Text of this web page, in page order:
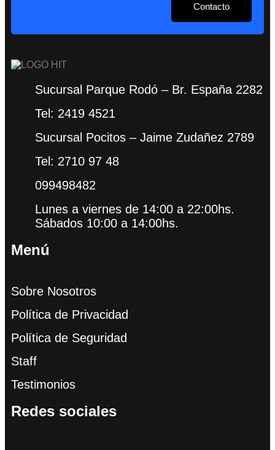
Contacto
Sucursal Parque Rodó – Br. España 2282
Tel: 2419 4521
Sucursal Pocitos – Jaime Zudañez 2789
Tel: 2710 97 48
099498482
Lunes a viernes de 14:00 a 22:00hs.
Sábados 10:00 a 14:00hs.
Menú
Sobre Nosotros
Política de Privacidad
Política de Seguridad
Staff
Testimonios
Redes sociales